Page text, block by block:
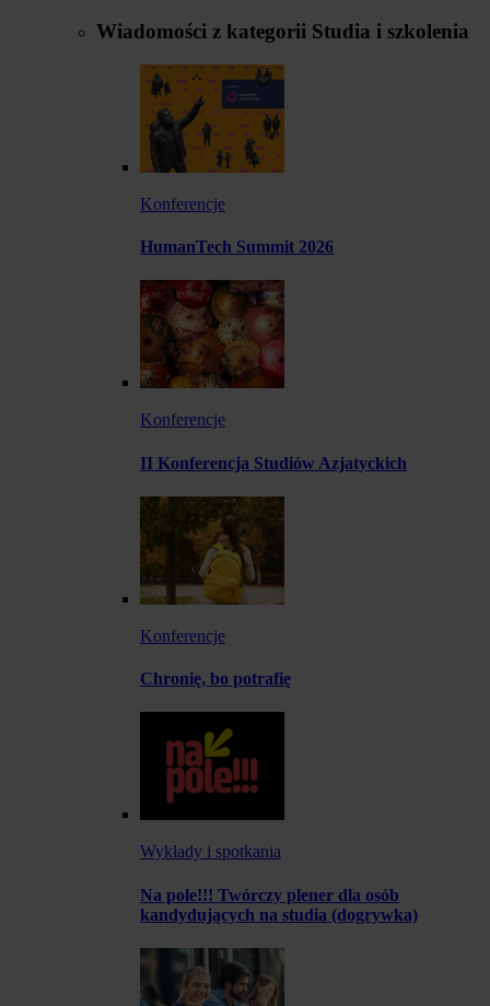
Wiadomości z kategorii Studia i szkolenia
Konferencje
HumanTech Summit 2026
Konferencje
II Konferencja Studiów Azjatyckich
Konferencje
Chronię, bo potrafię
Wykłady i spotkania
Na pole!!! Twórczy plener dla osób
kandydujących na studia (dogrywka)